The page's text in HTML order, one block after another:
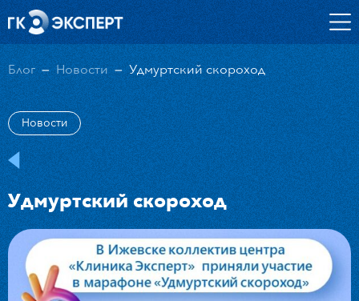
О нас
Вакансии
Кандидатам
Студентам и выпускникам
Блог
Контакты
Блог — Новости — Удмуртский скороход
Новости
Удмуртский скороход